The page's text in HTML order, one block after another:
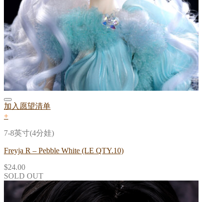
加入愿望清单
+
7-8英寸(4分娃)
Freyja R – Pebble White (LE QTY.10)
$24.00
SOLD OUT